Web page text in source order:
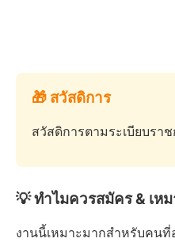
🎁 สวัสดิการ
สวัสดิการตามระเบียบราช
💡 ทำไมควรสมัคร & เห
งานนี้เหมาะมากสำหรับคนที่